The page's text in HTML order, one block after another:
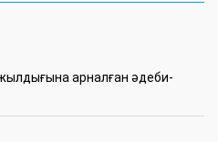
арналған әдеби-